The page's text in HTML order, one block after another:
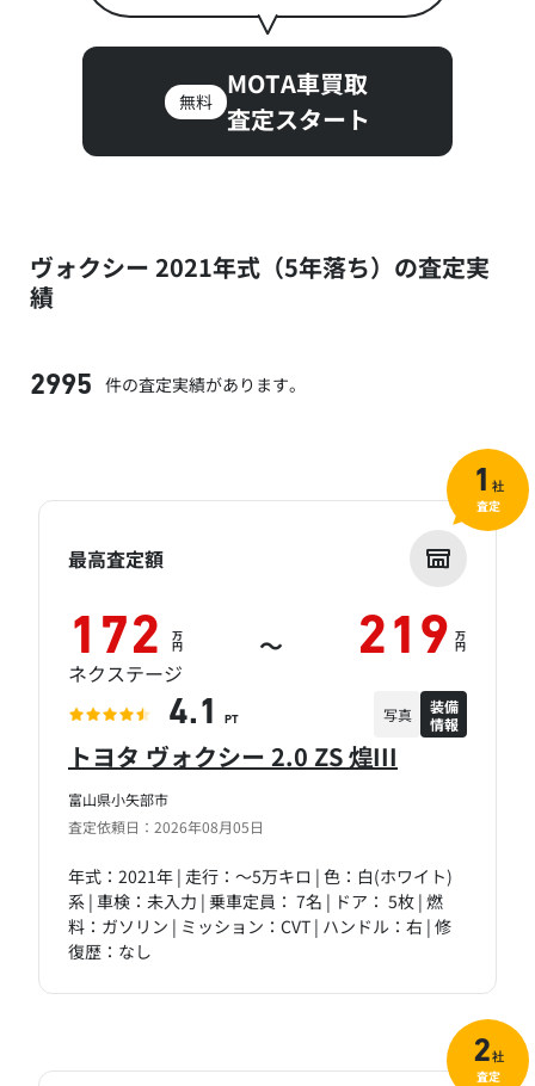
無料
MOTA車買取
査定スタート
ヴォクシー 2021年式（5年落ち）の査定実
績
2995 件の査定実績があります。
富山県小矢部市
査定依頼日：2026年08月05日
トヨタ ヴォクシー 2.0 ZS 煌III
年式：2021年 | 走行：～5万キロ | 色：白(ホワイト)
系 | 車検：未入力 | 乗車定員： 7名 | ドア： 5枚 | 燃
料：ガソリン | ミッション：CVT | ハンドル：右 | 修
復歴：なし
最高査定額
172 万
円 ～ 219 万
円
ネクステージ
4.1 PT 写真
装備
情報
1 社
査定
2社
査定